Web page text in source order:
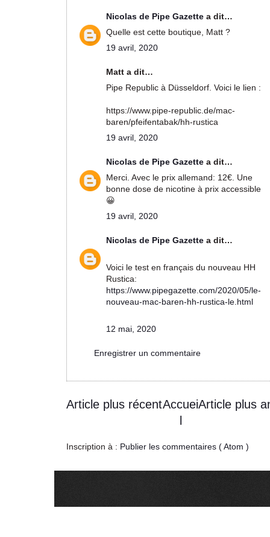
Nicolas de Pipe Gazette a dit…
Quelle est cette boutique, Matt ?
19 avril, 2020
Matt a dit…
Pipe Republic à Düsseldorf. Voici le lien :
https://www.pipe-republic.de/mac-
baren/pfeifentabak/hh-rustica
19 avril, 2020
Nicolas de Pipe Gazette a dit…
Merci. Avec le prix allemand: 12€. Une
bonne dose de nicotine à prix accessible
😀
19 avril, 2020
Nicolas de Pipe Gazette a dit…
Voici le test en français du nouveau HH
Rustica:
https://www.pipegazette.com/2020/05/le-
nouveau-mac-baren-hh-rustica-le.html
12 mai, 2020
Enregistrer un commentaire
Article plus récent Article plus
Accuei
Inscription à : Publier les commentaires ( Atom )